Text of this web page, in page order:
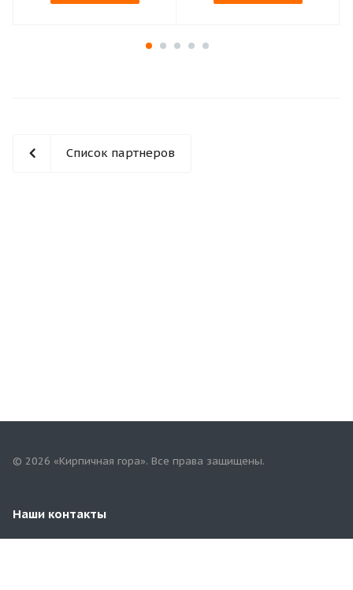
Список партнеров
© 2026 «Кирпичная гора». Все права защищены.
Наши контакты
+7(902)329-88-11